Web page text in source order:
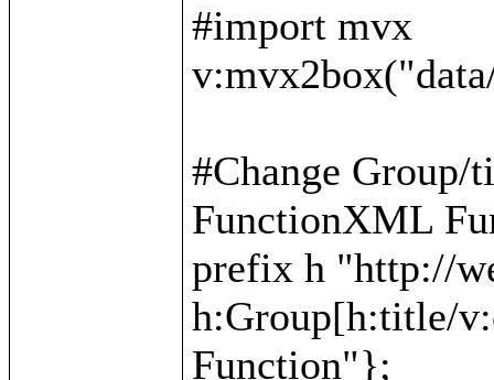
#import mvx
#Change
FunctionXML
prefix h "http://
h:Group[h:title/
Function"};